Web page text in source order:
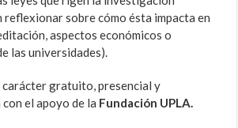
sobre cómo ésta impacta en
aspectos económicos o
las universidades).
carácter gratuito, presencial y
el apoyo de la Fundación UPLA.